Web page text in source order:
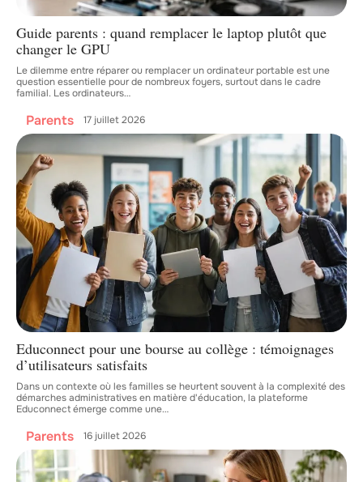
Guide parents : quand remplacer le laptop plutôt que
changer le GPU
Le dilemme entre réparer ou remplacer un ordinateur portable est une
question essentielle pour de nombreux foyers, surtout dans le cadre
familial. Les ordinateurs…
Parents 17 juillet 2026
Educonnect pour une bourse au collège : témoignages
d’utilisateurs satisfaits
Dans un contexte où les familles se heurtent souvent à la complexité des
démarches administratives en matière d'éducation, la plateforme
Educonnect émerge comme une…
Parents 16 juillet 2026